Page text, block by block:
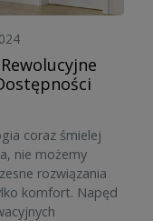
coraz śmielej
nie możemy
rozwiązania
komfort. Napęd